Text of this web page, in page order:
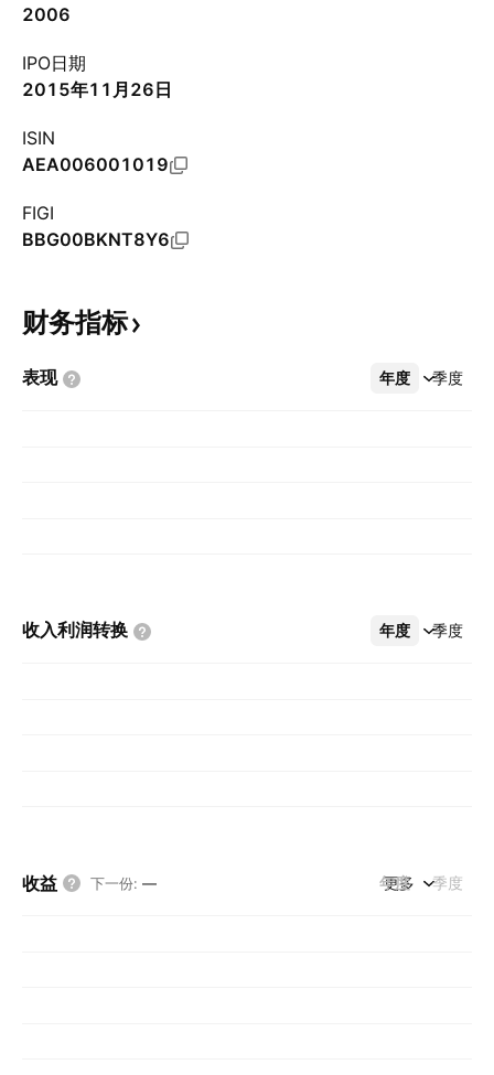
2006
IPO日期
2015年11月26日
ISIN
AEA006001019
FIGI
BBG00BKNT8Y6
财务指标
表现 年度 季度
更多
收入利润转换 年度 季度
更多
收益 下一份: — 年度 季度
更多